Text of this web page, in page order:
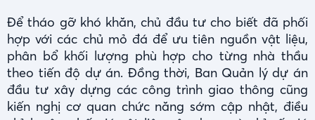
Để tháo gỡ khó khăn, chủ đầu tư cho biết đã phối
hợp với các chủ mỏ đá để ưu tiên nguồn vật liệu,
phân bổ khối lượng phù hợp cho từng nhà thầu
theo tiến độ dự án. Đồng thời, Ban Quản lý dự án
đầu tư xây dựng các công trình giao thông cũng
kiến nghị cơ quan chức năng sớm cập nhật, điều